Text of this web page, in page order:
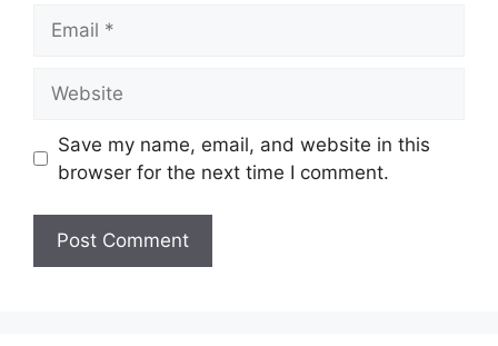
Save my name, email, and website in this
browser for the next time I comment.